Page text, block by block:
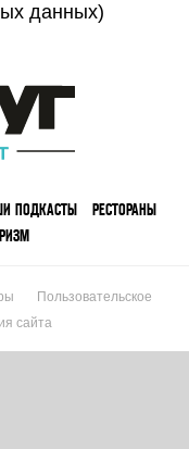
данных)
ПОДКАСТЫ
РЕСТОРАНЫ
Пользовательское
сайта